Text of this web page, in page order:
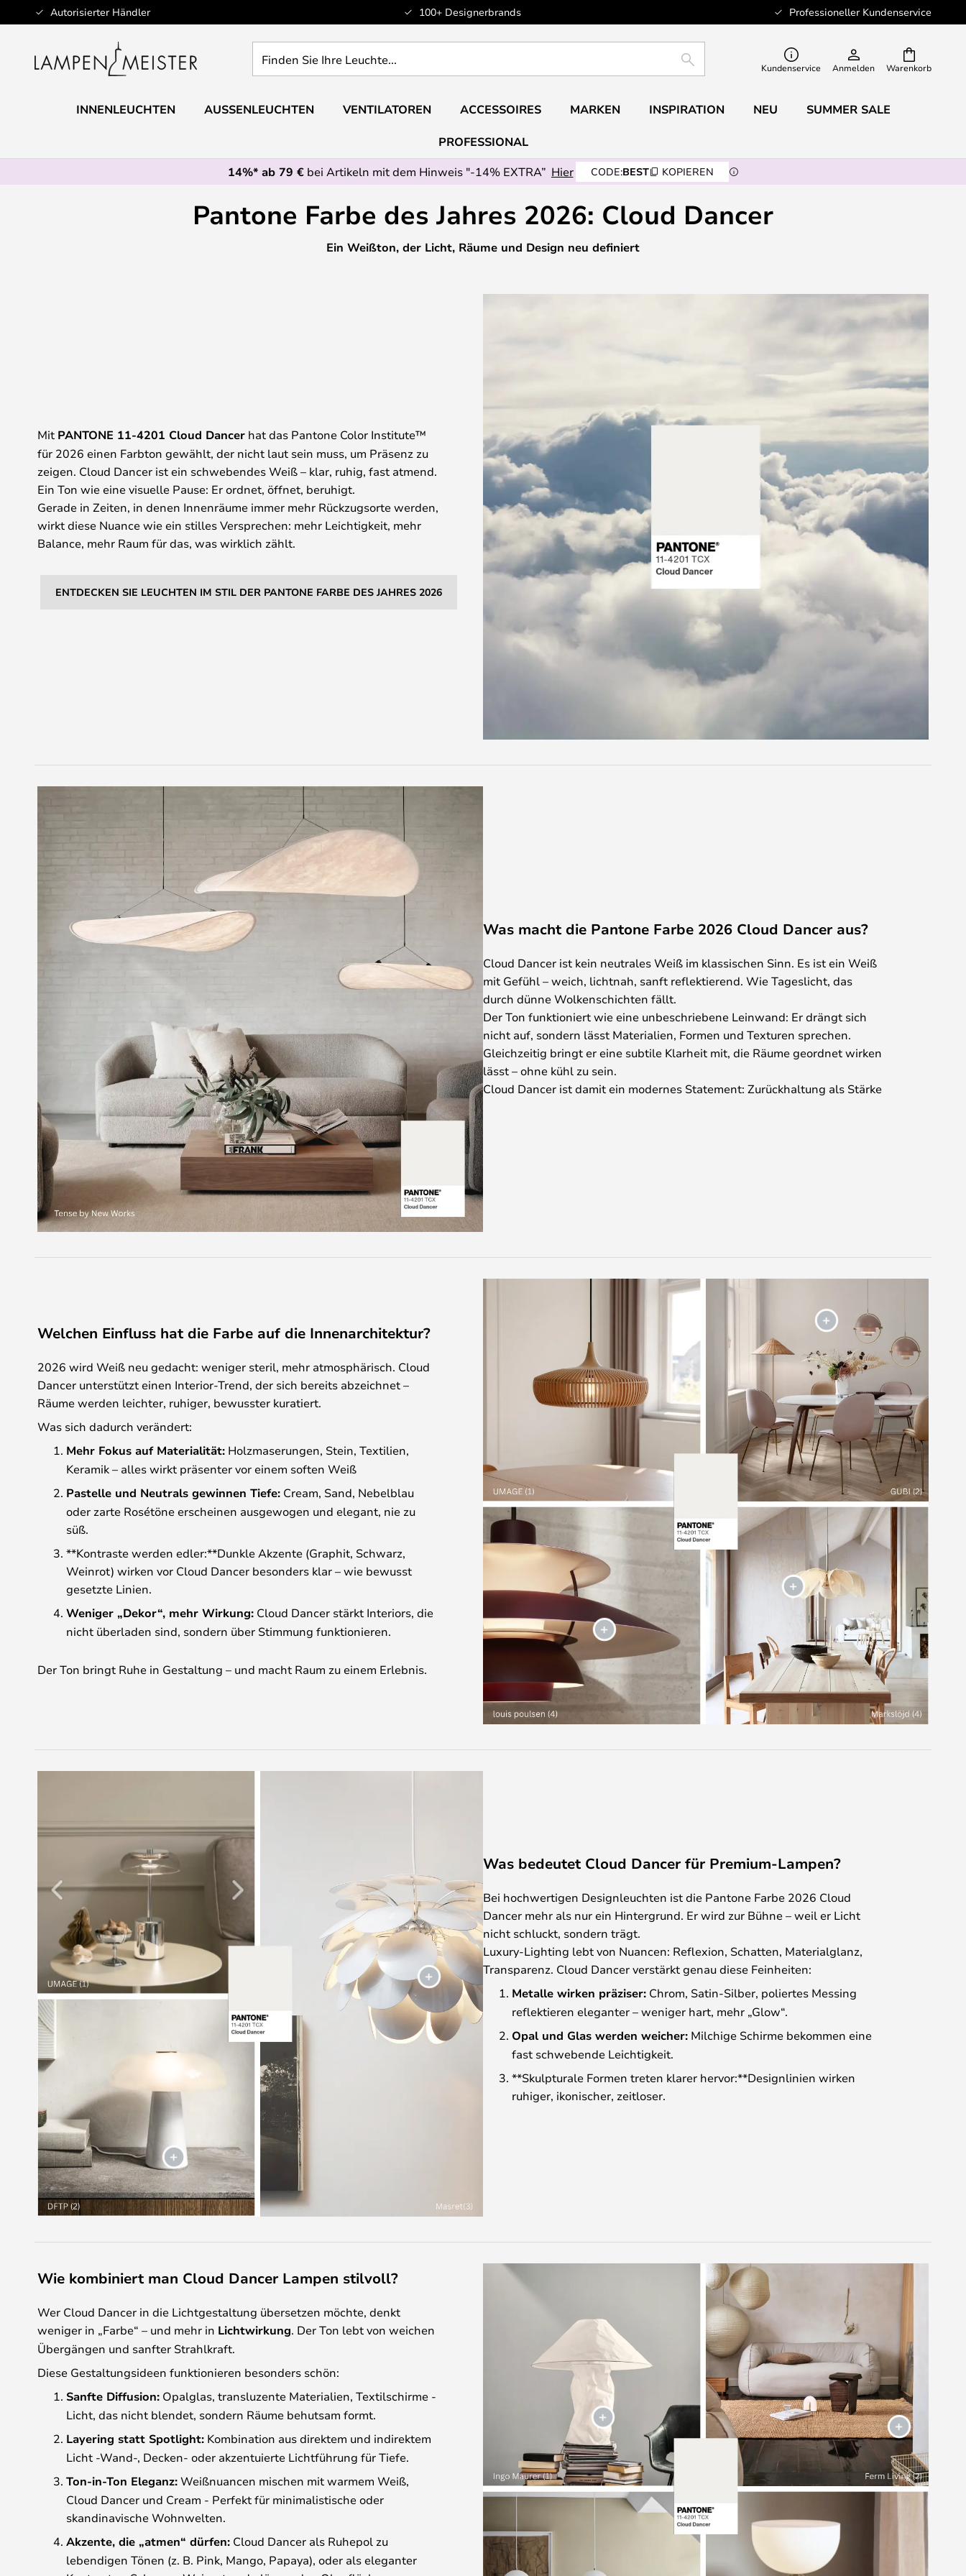
Autorisierter Händler 100+ Designerbrands Professioneller Kundenservice
Zum
Inhalt
Warenkorb
Sie
Leuchte...
SUCHE Kundenservice Anmelden
INNENLEUCHTEN AUSSENLEUCHTEN VENTILATOREN ACCESSOIRES MARKEN INSPIRATION NEU SUMMER SALE
PROFESSIONAL
14%* ab 79 €bei Artikeln mit dem Hinweis "-14% EXTRA” Hier CODE:BEST KOPIEREN
Pantone Farbe des Jahres 2026: Cloud Dancer
Ein Weißton, der Licht, Räume und Design neu definiert
Mit PANTONE 11-4201 Cloud Dancer hat das Pantone Color Institute™
für 2026 einen Farbton gewählt, der nicht laut sein muss, um Präsenz zu
zeigen. Cloud Dancer ist ein schwebendes Weiß – klar, ruhig, fast atmend.
Ein Ton wie eine visuelle Pause: Er ordnet, öffnet, beruhigt.
Gerade in Zeiten, in denen Innenräume immer mehr Rückzugsorte werden,
wirkt diese Nuance wie ein stilles Versprechen: mehr Leichtigkeit, mehr
Balance, mehr Raum für das, was wirklich zählt.
ENTDECKEN SIE LEUCHTEN IM STIL DER PANTONE FARBE DES JAHRES 2026
Was macht die Pantone Farbe 2026 Cloud Dancer aus?
Cloud Dancer ist kein neutrales Weiß im klassischen Sinn. Es ist ein Weiß
mit Gefühl – weich, lichtnah, sanft reflektierend. Wie Tageslicht, das
durch dünne Wolkenschichten fällt.
Der Ton funktioniert wie eine unbeschriebene Leinwand: Er drängt sich
nicht auf, sondern lässt Materialien, Formen und Texturen sprechen.
Gleichzeitig bringt er eine subtile Klarheit mit, die Räume geordnet wirken
lässt – ohne kühl zu sein.
Cloud Dancer ist damit ein modernes Statement: Zurückhaltung als Stärke
Welchen Einfluss hat die Farbe auf die Innenarchitektur?
2026 wird Weiß neu gedacht: weniger steril, mehr atmosphärisch. Cloud
Dancer unterstützt einen Interior-Trend, der sich bereits abzeichnet –
Räume werden leichter, ruhiger, bewusster kuratiert.
Was sich dadurch verändert:
Mehr Fokus auf Materialität: Holzmaserungen, Stein, Textilien,
Keramik – alles wirkt präsenter vor einem soften Weiß
Pastelle und Neutrals gewinnen Tiefe: Cream, Sand, Nebelblau
oder zarte Rosétöne erscheinen ausgewogen und elegant, nie zu
süß.
**Kontraste werden edler:**Dunkle Akzente (Graphit, Schwarz,
Weinrot) wirken vor Cloud Dancer besonders klar – wie bewusst
gesetzte Linien.
Weniger „Dekor“, mehr Wirkung: Cloud Dancer stärkt Interiors, die
nicht überladen sind, sondern über Stimmung funktionieren.
Der Ton bringt Ruhe in Gestaltung – und macht Raum zu einem Erlebnis.
Was bedeutet Cloud Dancer für Premium-Lampen?
Bei hochwertigen Designleuchten ist die Pantone Farbe 2026 Cloud
Dancer mehr als nur ein Hintergrund. Er wird zur Bühne – weil er Licht
nicht schluckt, sondern trägt.
Luxury-Lighting lebt von Nuancen: Reflexion, Schatten, Materialglanz,
Transparenz. Cloud Dancer verstärkt genau diese Feinheiten:
Metalle wirken präziser: Chrom, Satin-Silber, poliertes Messing
reflektieren eleganter – weniger hart, mehr „Glow“.
Opal und Glas werden weicher: Milchige Schirme bekommen eine
fast schwebende Leichtigkeit.
**Skulpturale Formen treten klarer hervor:**Designlinien wirken
ruhiger, ikonischer, zeitloser.
Wie kombiniert man Cloud Dancer Lampen stilvoll?
Wer Cloud Dancer in die Lichtgestaltung übersetzen möchte, denkt
weniger in „Farbe“ – und mehr in Lichtwirkung. Der Ton lebt von weichen
Übergängen und sanfter Strahlkraft.
Diese Gestaltungsideen funktionieren besonders schön:
Sanfte Diffusion: Opalglas, transluzente Materialien, Textilschirme -
Licht, das nicht blendet, sondern Räume behutsam formt.
Layering statt Spotlight: Kombination aus direktem und indirektem
Licht -Wand-, Decken- oder akzentuierte Lichtführung für Tiefe.
Ton-in-Ton Eleganz:Weißnuancen mischen mit warmem Weiß,
Cloud Dancer und Cream - Perfekt für minimalistische oder
skandinavische Wohnwelten.
Akzente, die „atmen“ dürfen: Cloud Dancer als Ruhepol zu
lebendigen Tönen (z. B. Pink, Mango, Papaya), oder als eleganter